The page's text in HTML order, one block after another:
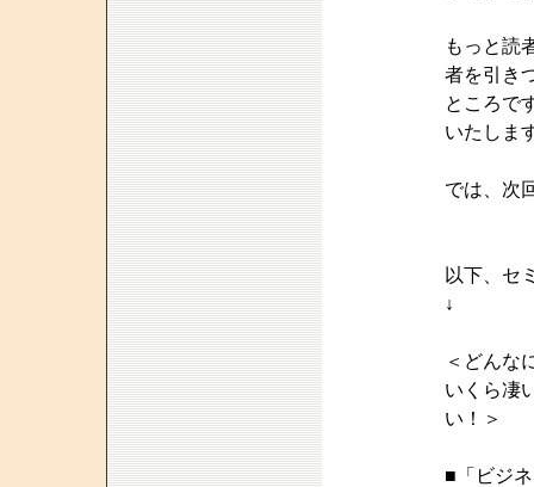
もっと読
者を引き
ところで
いたしま
では、次
以下、セ
↓
＜どんな
いくら凄
い！＞
■「ビジ